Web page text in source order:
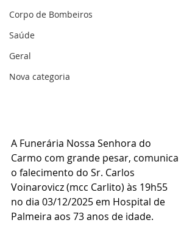
Corpo de Bombeiros
Saúde
Geral
Nova categoria
A Funerária Nossa Senhora do
Carmo com grande pesar, comunica
o falecimento do Sr. Carlos
Voinarovicz (mcc Carlito) às 19h55
no dia 03/12/2025 em Hospital de
Palmeira aos 73 anos de idade.